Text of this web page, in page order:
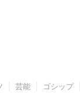
芸能 ゴシップ